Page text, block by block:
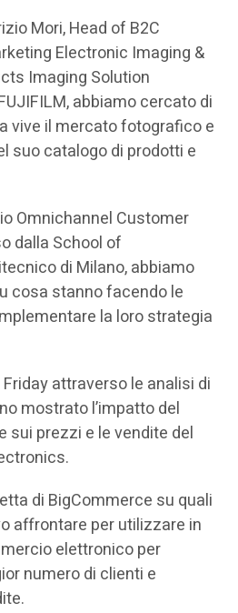
Mori, Head of B2C
Electronic Imaging &
Imaging Solution
abbiamo cercato di
vive il mercato fotografico e
suo catalogo di prodotti e
Omnichannel Customer
dalla School of
di Milano, abbiamo
cosa stanno facendo le
la loro strategia
attraverso le analisi di
mostrato l’impatto del
sui prezzi e le vendite del
di BigCommerce su quali
affrontare per utilizzare in
elettronico per
numero di clienti e